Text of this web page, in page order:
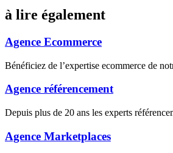
à lire également
Agence Ecommerce
Bénéficiez de l’expertise ecommerce de
Agence référencement
Depuis plus de 20 ans les experts
Agence Marketplaces